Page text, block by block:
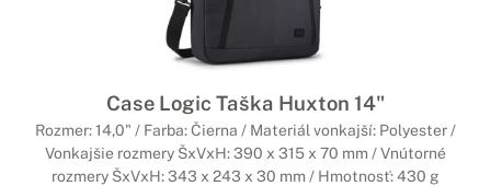
Case Logic Taška Huxton 14"
Rozmer: 14,0" / Farba: Čierna / Materiál vonkajší: Polyester /
Vonkajšie rozmery ŠxVxH: 390 x 315 x 70 mm / Vnútorné
rozmery ŠxVxH: 343 x 243 x 30 mm / Hmotnosť: 430 g